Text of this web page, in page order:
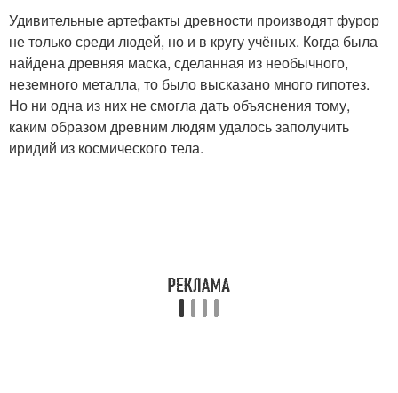
Удивительные артефакты древности производят фурор
не только среди людей, но и в кругу учёных. Когда была
найдена древняя маска, сделанная из необычного,
неземного металла, то было высказано много гипотез.
Но ни одна из них не смогла дать объяснения тому,
каким образом древним людям удалось заполучить
иридий из космического тела.